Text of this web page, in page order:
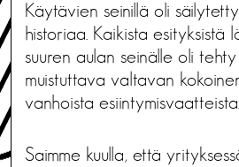
Käytävien seinillä oli
historiaa. Kaikista esityksistä
suuren aulan seinälle oli
muistuttava valtavan
vanhoista esiintymisvaatteista.
Saimme kuulla, että